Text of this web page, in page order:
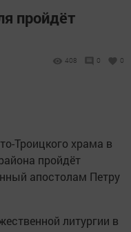
пройдёт
408 0 0
Троицкого храма в
пройдёт
апостолам Петру
литургии в